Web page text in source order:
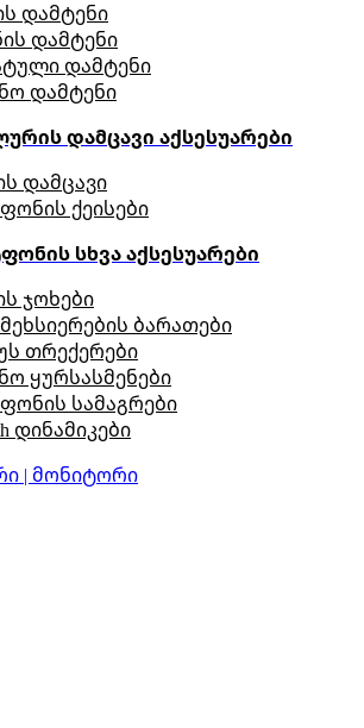
დამტენი
დამტენი
დამტენი
დამტენი
დამცავი აქსესუარები
დამცავი
ქეისები
სხვა აქსესუარები
ჯოხები
ბარათები
თრექერები
ყურსასმენები
სამაგრები
დინამიკები
| მონიტორი